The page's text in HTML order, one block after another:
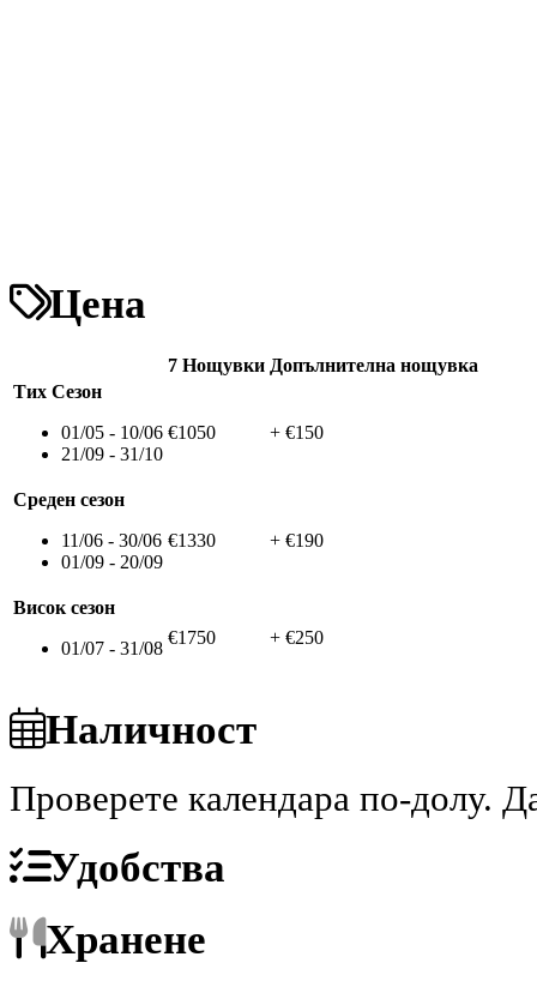
Цена
7 Нощувки Допълнителна нощувка
Тих Сезон
01/05 - 10/06
21/09 - 31/10
€1050 + €150
Среден сезон
11/06 - 30/06
01/09 - 20/09
€1330 + €190
Висок сезон
01/07 - 31/08
€1750 + €250
Наличност
Проверете календара по-долу.
Удобства
Хранене